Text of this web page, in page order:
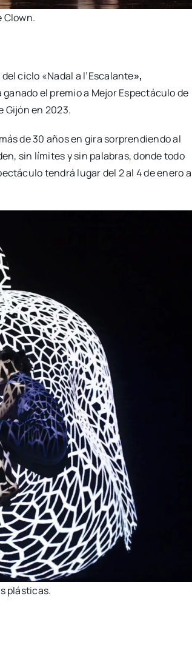
Clown.
ciclo «Nadal a l’Escalante»,
el pre­mio a Mejor Espec­tácu­lo de
Gijón en 2023.
de 30 años en gira sor­pren­dien­do al
sin lími­tes y sin pala­bras, don­de todo
ten­drá lugar del 2 al 4 de enero a
plás­ti­cas.